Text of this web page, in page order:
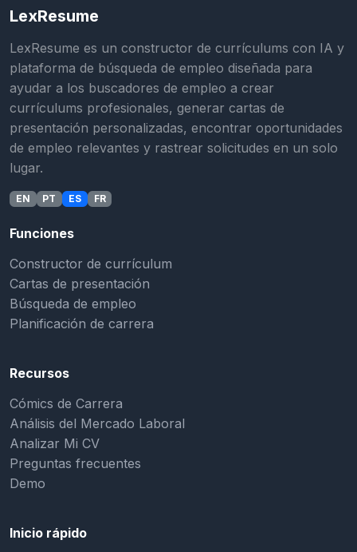
LexResume
LexResume es un constructor de currículums con IA y
plataforma de búsqueda de empleo diseñada para
ayudar a los buscadores de empleo a crear
currículums profesionales, generar cartas de
presentación personalizadas, encontrar oportunidades
de empleo relevantes y rastrear solicitudes en un solo
lugar.
EN PT ES FR
Funciones
Constructor de currículum
Cartas de presentación
Búsqueda de empleo
Planificación de carrera
Recursos
Cómics de Carrera
Análisis del Mercado Laboral
Analizar Mi CV
Preguntas frecuentes
Demo
Inicio rápido